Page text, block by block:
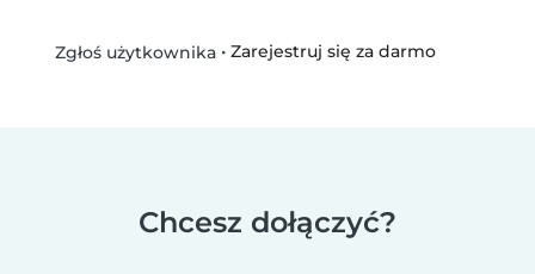
Zgłoś użytkownika• Zarejestruj się za darmo
Chcesz dołączyć?